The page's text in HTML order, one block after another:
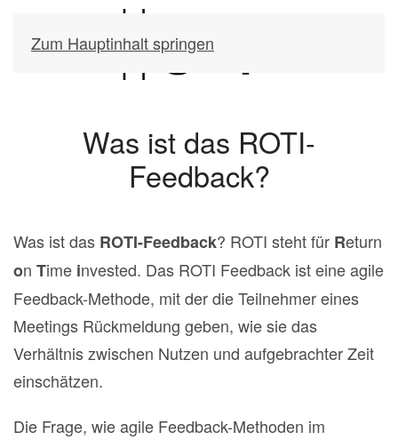
Zum Hauptinhalt springen
Was ist das ROTI-
Feedback?
Was ist das ROTI-Feedback? ROTI steht für Return
on Time invested. Das ROTI Feedback ist eine agile
Feedback-Methode, mit der die Teilnehmer eines
Meetings Rückmeldung geben, wie sie das
Verhältnis zwischen Nutzen und aufgebrachter Zeit
einschätzen.
Die Frage, wie agile Feedback-Methoden im